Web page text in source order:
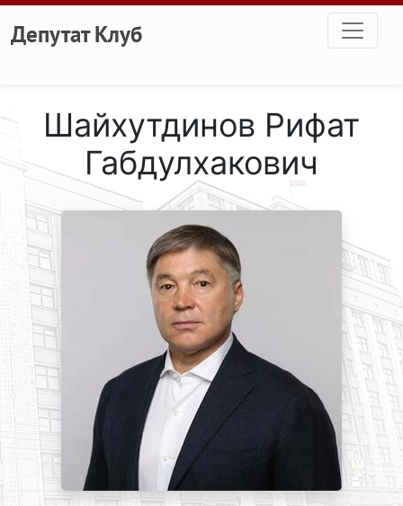
Перейти к основному содержанию
Депутат Клуб
Шайхутдинов Рифат
Габдулхакович